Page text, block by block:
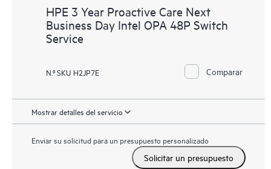
HPE 3 Year Proactive Care Next
Business Day Intel OPA 48P Switch
Service
N.º SKU H2JP7E Comparar
Mostrar detalles del servicio
Enviar su solicitud para un presupuesto personalizado
Solicitar un presupuesto